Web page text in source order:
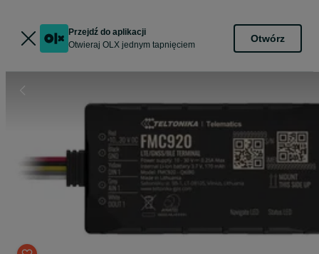
Przejdź do aplikacji
Otwieraj OLX jednym tapnięciem
Otwórz